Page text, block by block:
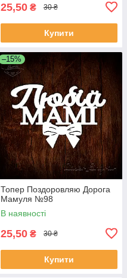
25,50 ₴ 30 ₴
Купити
–15%
Топер Поздоровляю Дорога
Мамуля №98
В наявності
25,50 ₴ 30 ₴
Купити